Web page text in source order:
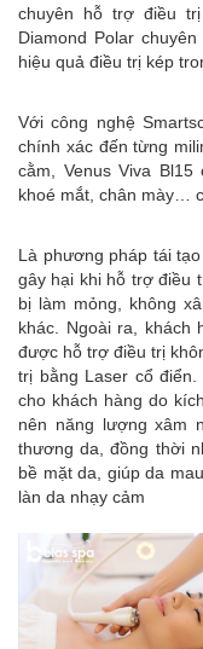
chuyên hỗ trợ điều
Diamond Polar
hiệu quả điều trị kép
Với công nghệ
chính xác đến từng
cằm, Venus Viva
khoé mắt, chân mày…
Là phương pháp tái
gây hại khi hỗ trợ điều
bị làm mỏng, không
khác. Ngoài ra, khách
được hỗ trợ điều trị
trị bằng Laser cổ
cho khách hàng do
nên năng lượng xâm
thương da, đồng thời
bề mặt da, giúp da
làn da nhạy cảm